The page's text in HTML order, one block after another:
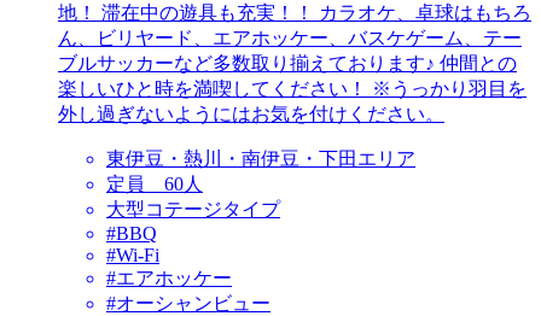
地！ 滞在中の遊具も充実！！ カラオケ、卓球はもちろ
ん、ビリヤード、エアホッケー、バスケゲーム、テー
ブルサッカーなど多数取り揃えております♪ 仲間との
楽しいひと時を満喫してください！ ※うっかり羽目を
外し過ぎないようにはお気を付けください。
東伊豆・熱川・南伊豆・下田エリア
定員 60人
大型コテージタイプ
#BBQ
#Wi-Fi
#エアホッケー
#オーシャンビュー